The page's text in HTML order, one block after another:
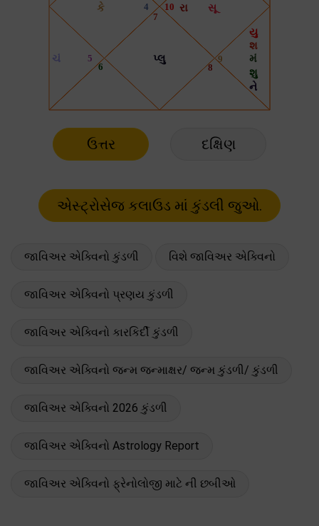
ઉત્તર દક્ષિણ
જાવિઅર એક્વિનો કુંડળી વિશે જાવિઅર એક્વિનો
જાવિઅર એક્વિનો પ્રણય કુંડળી
જાવિઅર એક્વિનો કારકિર્દી કુંડળી
જાવિઅર એક્વિનો જન્મ જન્માક્ષર/ જન્મ કુંડળી/ કુંડળી
જાવિઅર એક્વિનો 2026 કુંડળી
જાવિઅર એક્વિનો Astrology Report
જાવિઅર એક્વિનો ફ્રેનોલોજી માટે ની છબીઓ